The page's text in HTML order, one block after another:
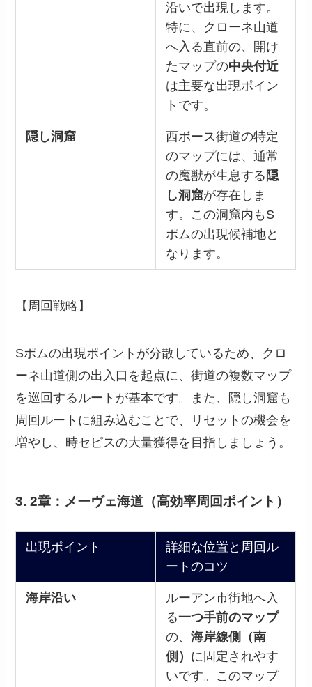
沿いで出現します。
特に、クローネ山道
へ入る直前の、開け
たマップの中央付近
は主要な出現ポイン
トです。
隠し洞窟
西ボース街道の特定
のマップには、通常
の魔獣が生息する 隠
し洞窟が存在しま
す。この洞窟内もS
ポムの出現候補地と
なります。
【周回戦略】
Sポムの出現ポイントが分散しているため、クロ
ーネ山道側の出入口を起点に、街道の複数マップ
を巡回するルートが基本です。また、隠し洞窟も
周回ルートに組み込むことで、リセットの機会を
増やし、時セピスの大量獲得を目指しましょう。
3. 2章：メーヴェ海道（高効率周回ポイント）
出現ポイント
詳細な位置と周回ル
ートのコツ
海岸沿い
ルーアン市街地へ入
る一つ手前のマップ
の、 海岸線側（南
側） に固定されやす
いです。このマップ